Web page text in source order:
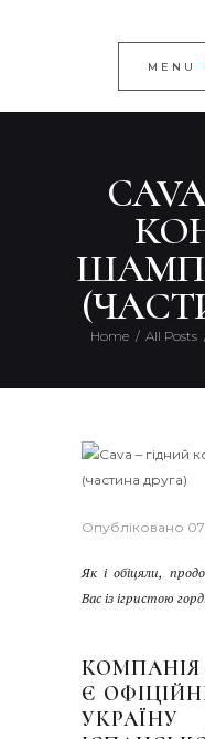
MENU
Home All Posts
КАТАЛОГ
ПРО
КОНТАКТИ
UKRAINIAN
Опубліковано
Як і обіцяли,
Вас із ігристою
КОМПАНІЯ
Є